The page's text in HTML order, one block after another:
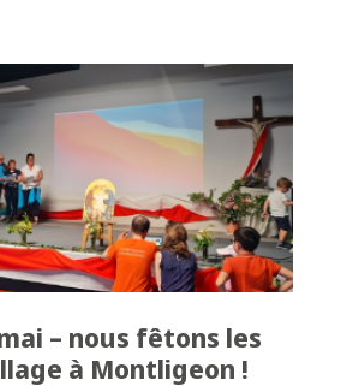
– nous fêtons les
à Montligeon !